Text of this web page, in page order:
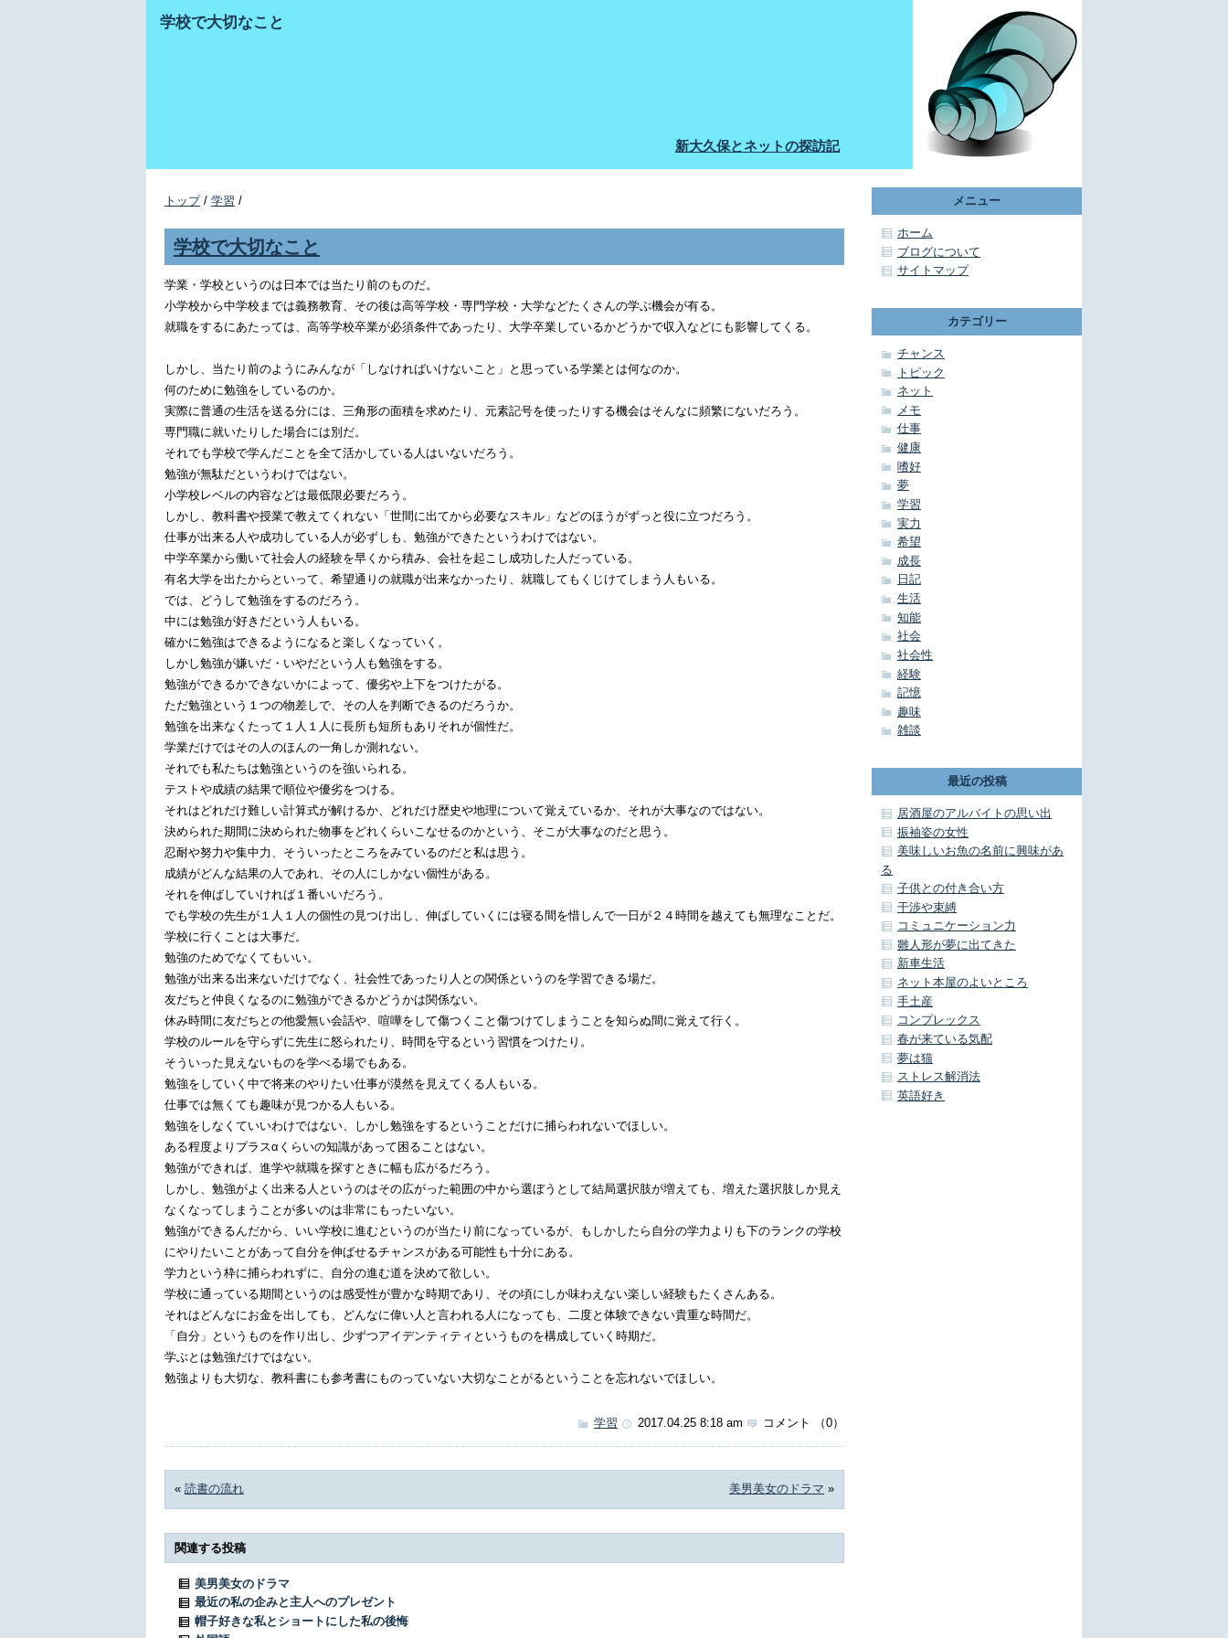
学校で大切なこと
新大久保とネットの探訪記
トップ/ 学習 /
学校で大切なこと
学業・学校というのは日本では当たり前のものだ。
小学校から中学校までは義務教育、その後は高等学校・専門学校・大学などたくさんの学ぶ機会が有る。
就職をするにあたっては、高等学校卒業が必須条件であったり、大学卒業しているかどうかで収入などにも影響してくる。
しかし、当たり前のようにみんなが「しなければいけないこと」と思っている学業とは何なのか。
何のために勉強をしているのか。
実際に普通の生活を送る分には、三角形の面積を求めたり、元素記号を使ったりする機会はそんなに頻繁にないだろう。
専門職に就いたりした場合には別だ。
それでも学校で学んだことを全て活かしている人はいないだろう。
勉強が無駄だというわけではない。
小学校レベルの内容などは最低限必要だろう。
しかし、教科書や授業で教えてくれない「世間に出てから必要なスキル」などのほうがずっと役に立つだろう。
仕事が出来る人や成功している人が必ずしも、勉強ができたというわけではない。
中学卒業から働いて社会人の経験を早くから積み、会社を起こし成功した人だっている。
有名大学を出たからといって、希望通りの就職が出来なかったり、就職してもくじけてしまう人もいる。
では、どうして勉強をするのだろう。
中には勉強が好きだという人もいる。
確かに勉強はできるようになると楽しくなっていく。
しかし勉強が嫌いだ・いやだという人も勉強をする。
勉強ができるかできないかによって、優劣や上下をつけたがる。
ただ勉強という１つの物差しで、その人を判断できるのだろうか。
勉強を出来なくたって１人１人に長所も短所もありそれが個性だ。
学業だけではその人のほんの一角しか測れない。
それでも私たちは勉強というのを強いられる。
テストや成績の結果で順位や優劣をつける。
それはどれだけ難しい計算式が解けるか、どれだけ歴史や地理について覚えているか、それが大事なのではない。
決められた期間に決められた物事をどれくらいこなせるのかという、そこが大事なのだと思う。
忍耐や努力や集中力、そういったところをみているのだと私は思う。
成績がどんな結果の人であれ、その人にしかない個性がある。
それを伸ばしていければ１番いいだろう。
でも学校の先生が１人１人の個性の見つけ出し、伸ばしていくには寝る間を惜しんで一日が２４時間を越えても無理なことだ。
学校に行くことは大事だ。
勉強のためでなくてもいい。
勉強が出来る出来ないだけでなく、社会性であったり人との関係というのを学習できる場だ。
友だちと仲良くなるのに勉強ができるかどうかは関係ない。
休み時間に友だちとの他愛無い会話や、喧嘩をして傷つくこと傷つけてしまうことを知らぬ間に覚えて行く。
学校のルールを守らずに先生に怒られたり、時間を守るという習慣をつけたり。
そういった見えないものを学べる場でもある。
勉強をしていく中で将来のやりたい仕事が漠然を見えてくる人もいる。
仕事では無くても趣味が見つかる人もいる。
勉強をしなくていいわけではない、しかし勉強をするということだけに捕らわれないでほしい。
ある程度よりプラスαくらいの知識があって困ることはない。
勉強ができれば、進学や就職を探すときに幅も広がるだろう。
しかし、勉強がよく出来る人というのはその広がった範囲の中から選ぼうとして結局選択肢が増えても、増えた選択肢しか見え
なくなってしまうことが多いのは非常にもったいない。
勉強ができるんだから、いい学校に進むというのが当たり前になっているが、もしかしたら自分の学力よりも下のランクの学校
にやりたいことがあって自分を伸ばせるチャンスがある可能性も十分にある。
学力という枠に捕らわれずに、自分の進む道を決めて欲しい。
学校に通っている期間というのは感受性が豊かな時期であり、その頃にしか味わえない楽しい経験もたくさんある。
それはどんなにお金を出しても、どんなに偉い人と言われる人になっても、二度と体験できない貴重な時間だ。
「自分」というものを作り出し、少ずつアイデンティティというものを構成していく時期だ。
学ぶとは勉強だけではない。
勉強よりも大切な、教科書にも参考書にものっていない大切なことがるということを忘れないでほしい。
学習 2017.04.25 8:18 am コメント （0）
« 読書の流れ 美男美女のドラマ »
関連する投稿
美男美女のドラマ
最近の私の企みと主人へのプレゼント
帽子好きな私とショートにした私の後悔
メニュー
ホーム
ブログについて
サイトマップ
カテゴリー
チャンス
トピック
ネット
メモ
仕事
健康
嗜好
夢
学習
実力
希望
成長
日記
生活
知能
社会
社会性
経験
記憶
趣味
雑談
最近の投稿
居酒屋のアルバイトの思い出
振袖姿の女性
美味しいお魚の名前に興味があ
る
子供との付き合い方
干渉や束縛
コミュニケーション力
雛人形が夢に出てきた
新車生活
ネット本屋のよいところ
手土産
コンプレックス
春が来ている気配
夢は猫
ストレス解消法
英語好き